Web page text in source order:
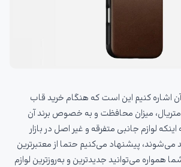
اشاره کنیم این است که هنگام خرید قاب
میزان محافظت و به خصوص برند آن
لوازم جانبی متفرقه و غیر اصل در بازار
می‌شوند، پیشنهاد می‌کنیم حتما از معتبرترین
همواره می‌توانید جدیدترین و به‌روزترین لوازم